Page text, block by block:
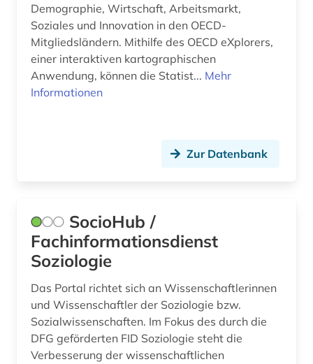
aruba (1)
arzneimittelwechselwirkung (1)
asien (1)
astm methoden (1)
astrophysik (1)
asyl (1)
asylbewerber (1)
asylrecht (1)
asylverfahren (1)
Demographie, Wirtschaft, Arbeitsmarkt,
Soziales und Innovation in den OECD-
Mitgliedsländern. Mithilfe des OECD eXplorers,
einer interaktiven kartographischen
Anwendung, können die Statist... Mehr
Informationen
Zur Datenbank
SocioHub /
Fachinformationsdienst
Soziologie
Das Portal richtet sich an Wissenschaftlerinnen
und Wissenschaftler der Soziologie bzw.
Sozialwissenschaften. Im Fokus des durch die
DFG geförderten FID Soziologie steht die
Verbesserung der wissenschaftlichen